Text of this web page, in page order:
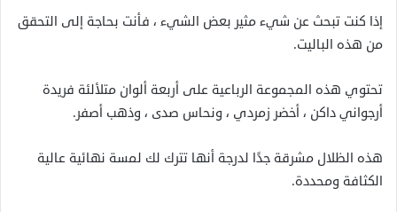
إذا كنت تبحث عن شيء مثير بعض الشيء ، فأنت بحاجة إلى التحقق
من هذه الباليت.
تحتوي هذه المجموعة الرباعية على أربعة ألوان متلألئة فريدة
أرجواني داكن ، أخضر زمردي ، ونحاس صدى ، وذهب أصفر.
هذه الظلال مشرقة جدًا لدرجة أنها تترك لك لمسة نهائية عالية
الكثافة ومحددة.